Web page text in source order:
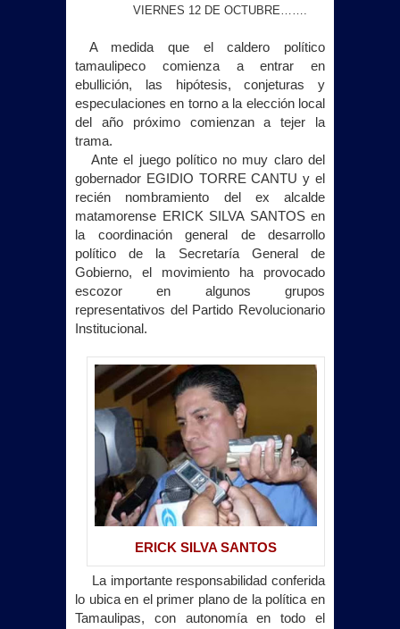
VIERNES 12 DE OCTUBRE…….
A medida que el caldero político
tamaulipeco comienza a entrar en
ebullición, las hipótesis, conjeturas y
especulaciones en torno a la elección local
del año próximo comienzan a tejer la
trama.
Ante el juego político no muy claro del
gobernador EGIDIO TORRE CANTU y el
recién nombramiento del ex alcalde
matamorense ERICK SILVA SANTOS en
la coordinación general de desarrollo
político de
la SecretaríaGeneral
de
Gobierno, el movimiento ha provocado
escozor en algunos grupos
representativos del Partido Revolucionario
Institucional.
ERICK SILVA SANTOS
La importante responsabilidad conferida
lo ubica en el primer plano de la política en
Tamaulipas, con autonomía en todo el